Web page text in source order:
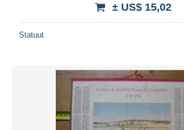
± US$ 15,02
Statuut